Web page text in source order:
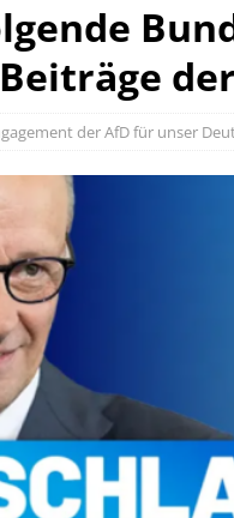
der AfD für unser